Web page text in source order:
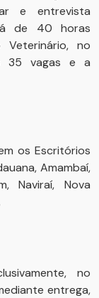
e entrevista
de 40 horas
no
35 vagas e a
os Escritórios
Amambaí,
Naviraí, Nova
no
entrega,